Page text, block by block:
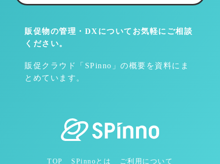
販促物の管理・DXについて お気軽にご相談
ください。
販促クラウド「SPinno」の概要を資料にま
とめています。
TOP SPinnoとは ご利用について